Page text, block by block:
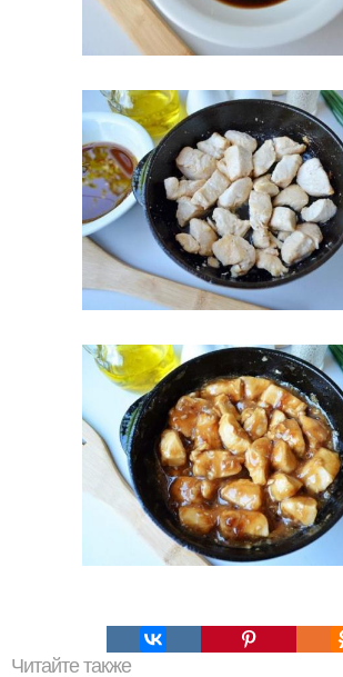
Читайте также